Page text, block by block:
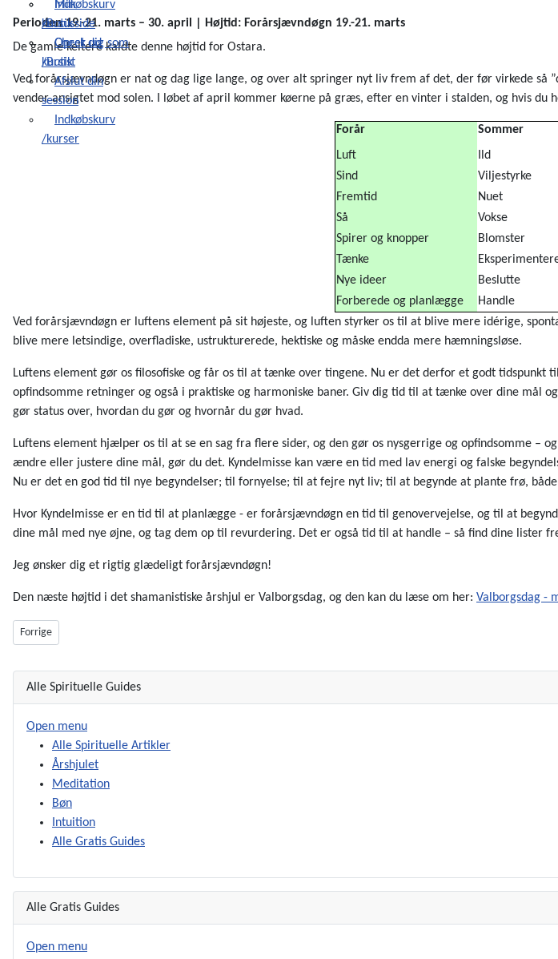
Indkøbskurv
/Butik
Check ud
/Butik
Min
kursusside
Opret dig som
kursist
Afslut din
session
Indkøbskurv
/kurser
Perioden 19.-21. marts – 30. april | Højtid: Forårsjævndøgn 19.-21. marts
De gamle keltere kaldte denne højtid for Ostara.
Ved forårsjævndøgn er nat og dag lige lange, og over alt springer nyt liv frem af det, der før virkede så
vender ansigtet mod solen. I løbet af april kommer køerne på græs, efter en vinter i stalden, og hvis du
Forår Sommer
Luft
Ild
Sind
Viljestyrke
Fremtid
Nuet
Så
Vokse
Spirer og knopper
Blomster
Tænke
Nye ideer
Beslutte
Forberede og planlæggeoo Handle
Ved forårsjævndøgn er luftens element på sit højeste, og luften styrker os til at blive mere idérige,
blive mere letsindige, overfladiske, ustrukturerede, hektiske og måske endda mere hæmningsløse.
Luftens element gør os filosofiske og får os til at tænke over tingene. Nu er det derfor et godt
opfindsomme retninger og også i praktiske og harmoniske baner. Giv dig tid til at tænke over dine mål
gør status over, hvordan du gør og hvornår du gør hvad.
Luftens element hjælper os til at se en sag fra flere sider, og den gør os nysgerrige og opfindsomme –
ændre eller justere dine mål, gør du det. Kyndelmisse kan være en tid med lav energi og falske
Nu er det en god tid til nye begyndelser; til fornyelse; til at fejre nyt liv; til at begynde at plante frø,
Hvor Kyndelmisse er en tid til at planlægge - er forårsjævndøgn en tid til genovervejelse, og til at
dine mål med nye øjne, og tag dem op til revurdering. Det er også tid til at handle – så find dine lister
Jeg ønsker dig et rigtig glædeligt forårsjævndøgn!
Den næste højtid i det shamanistiske årshjul er Valborgsdag, og den kan du læse om her: Valborgsdag -
Forrige artikel: Valborgsdag - mellem forår og sommer
Forrige
Alle Spirituelle Guides
Open menu
Alle Spirituelle Artikler
Årshjulet
Meditation
Bøn
Intuition
Alle Gratis Guides
Alle Gratis Guides
Open menu